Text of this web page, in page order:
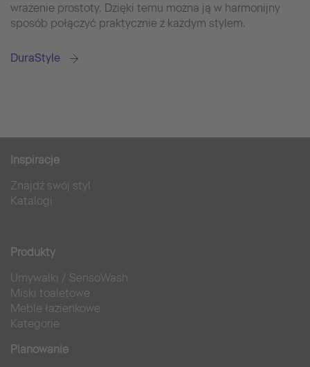
wrażenie prostoty. Dzięki temu można ją w harmonijny
sposób połączyć praktycznie z każdym stylem.
DuraStyle
Inspiracje
Znajdź swój styl
Katalogi
Produkty
Umywalki / SensoWash
Miski toaletowe
Meble łazienkowe
Kategorie
Planowanie